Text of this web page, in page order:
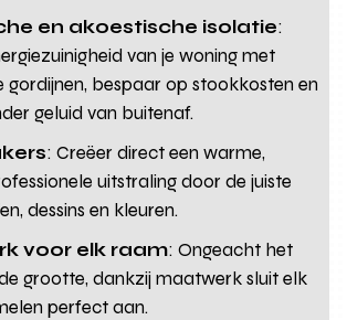
en akoestische isolatie:
van je woning met
gordijnen, bespaar op stookkosten en
geluid van buitenaf.
: Creëer direct een warme,
uitstraling door de juiste
dessins en kleuren.
voor elk raam: Ongeacht het
grootte, dankzij maatwerk sluit elk
perfect aan.